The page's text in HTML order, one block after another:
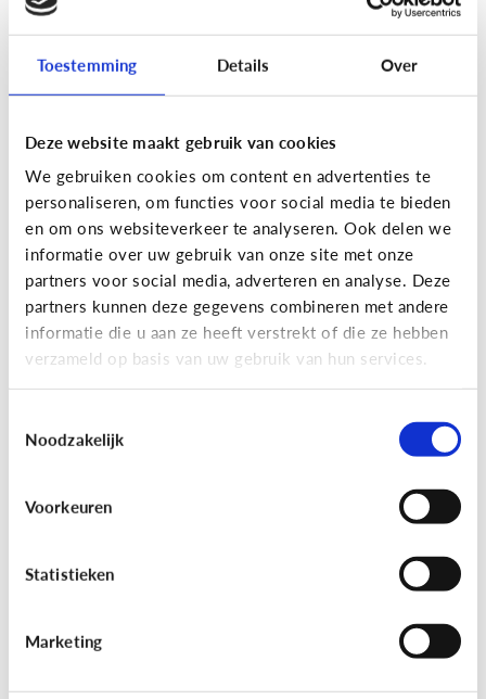
Toestemming Details Over
Deze website maakt gebruik van cookies
We gebruiken cookies om content en advertenties te
personaliseren, om functies voor social media te bieden
en om ons websiteverkeer te analyseren. Ook delen we
informatie over uw gebruik van onze site met onze
partners voor social media, adverteren en analyse. Deze
partners kunnen deze gegevens combineren met andere
informatie die u aan ze heeft verstrekt of die ze hebben
verzameld op basis van uw gebruik van hun services.
Noodzakelijk
Voorkeuren
Statistieken
Marketing
Fun met media
Maak je eigen Snapchat of
Instagram filter!
Fun met media
Wandelen was nog nooit zo leuk!